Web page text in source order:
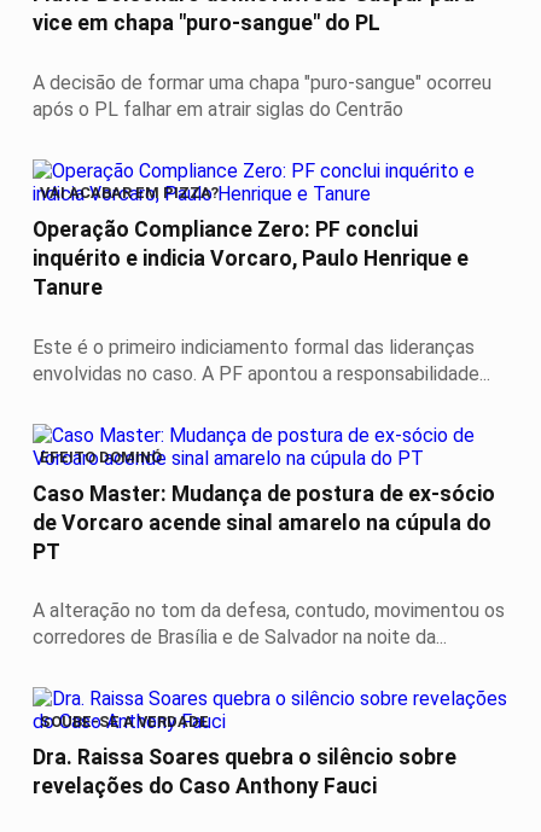
vice em chapa "puro-sangue" do PL
A decisão de formar uma chapa "puro-sangue" ocorreu
após o PL falhar em atrair siglas do Centrão
VAI ACABAR EM PIZZA?
Operação Compliance Zero: PF conclui
inquérito e indicia Vorcaro, Paulo Henrique e
Tanure
Este é o primeiro indiciamento formal das lideranças
envolvidas no caso. A PF apontou a responsabilidade...
EFEITO DOMINÓ
Caso Master: Mudança de postura de ex-sócio
de Vorcaro acende sinal amarelo na cúpula do
PT
A alteração no tom da defesa, contudo, movimentou os
corredores de Brasília e de Salvador na noite da...
SOUBE-SE A VERDADE
Dra. Raissa Soares quebra o silêncio sobre
revelações do Caso Anthony Fauci